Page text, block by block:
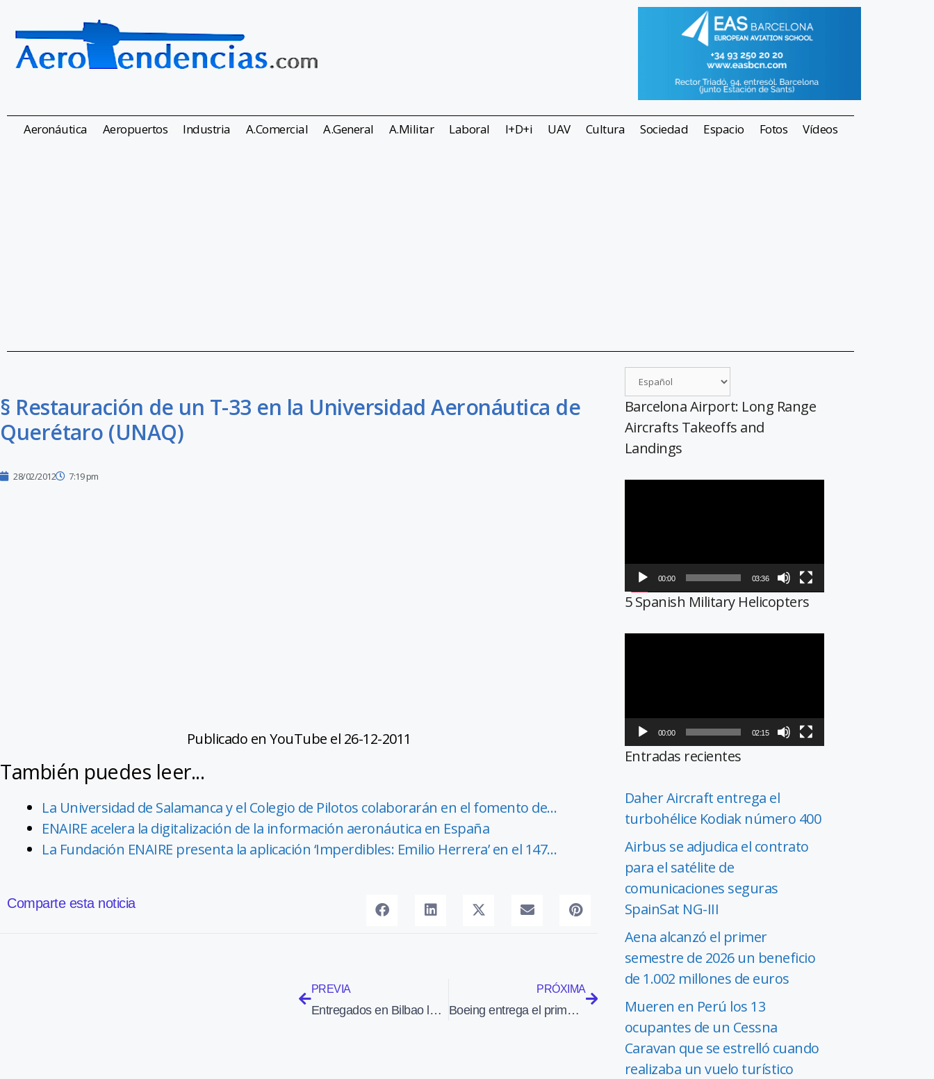
Aeronáutica Aeropuertos Industria A.Comercial A.General A.Militar Laboral I+D+i UAV Cultura Sociedad Espacio Fotos Vídeos
§ Restauración de un T-33 en la Universidad Aeronáutica de
Querétaro (UNAQ)
28/02/2012 7:19 pm
Publicado en YouTube el 26-12-2011
También puedes leer...
La Universidad de Salamanca y el Colegio de Pilotos colaborarán en el fomento de…
ENAIRE acelera la digitalización de la información aeronáutica en España
La Fundación ENAIRE presenta la aplicación ‘Imperdibles: Emilio Herrera’ en el 147…
Comparte esta noticia
PREVIA
Entregados en Bilbao los diplomas a la décima promoción del «Aula Aeronáutica»
PRÓXIMA
Boeing entrega el primer 747-8 Intercontinental para ser configurado VIP
Barcelona Airport: Long Range
Aircrafts Takeoffs and
Landings
00:00 03:36
5 Spanish Military Helicopters
00:00 02:15
Entradas recientes
Daher Aircraft entrega el
turbohélice Kodiak número 400
Airbus se adjudica el contrato
para el satélite de
comunicaciones seguras
SpainSat NG-III
Aena alcanzó el primer
semestre de 2026 un beneficio
de 1.002 millones de euros
Mueren en Perú los 13
ocupantes de un Cessna
Caravan que se estrelló cuando
realizaba un vuelo turístico